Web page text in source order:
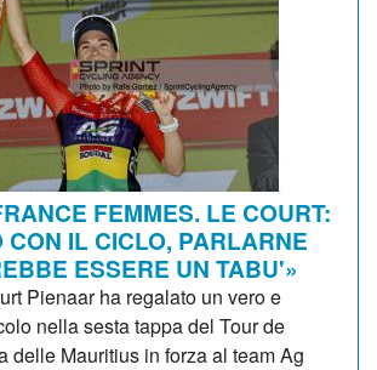
FEMMES. LE COURT:
CON IL CICLO, PARLARNE
ESSERE UN TABU'»
Pienaar ha regalato un vero e
nella sesta tappa del Tour de
delle Mauritius in forza al team Ag